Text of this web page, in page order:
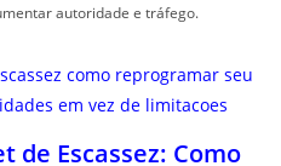
autoridade e tráfego.
de Escassez: Como